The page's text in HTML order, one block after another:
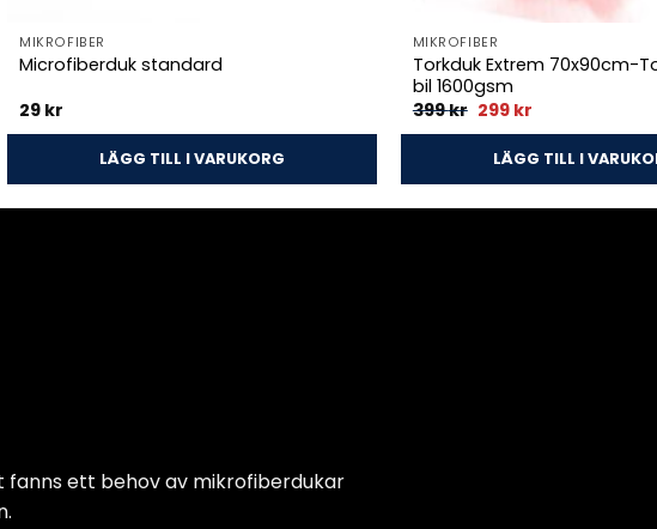
MIKROFIBER
Microfiberduk standard
29 kr
LÄGG TILL I VARUKORG
MIKROFIBER
Torkduk Extrem 70x90cm-
bil 1600gsm
399kr Det
var:
299 kr
är:
LÄGG TILL I
fanns ett behov av mikrofiberdukar